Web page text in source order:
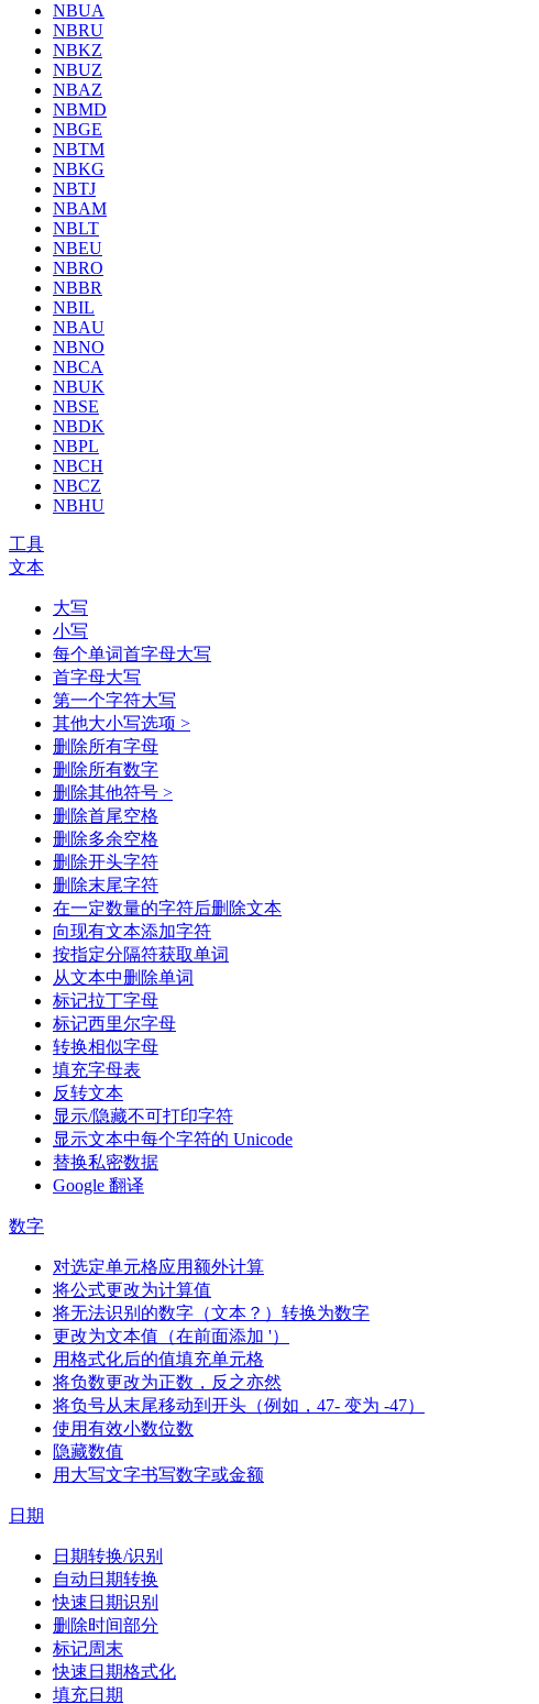
NBUA
NBRU
NBKZ
NBUZ
NBAZ
NBMD
NBGE
NBTM
NBKG
NBTJ
NBAM
NBLT
NBEU
NBRO
NBBR
NBIL
NBAU
NBNO
NBCA
NBUK
NBSE
NBDK
NBPL
NBCH
NBCZ
NBHU
工具
文本
大写
小写
每个单词首字母大写
首字母大写
第一个字符大写
其他大小写选项 >
删除所有字母
删除所有数字
删除其他符号 >
删除首尾空格
删除多余空格
删除开头字符
删除末尾字符
在一定数量的字符后删除文本
向现有文本添加字符
按指定分隔符获取单词
从文本中删除单词
标记拉丁字母
标记西里尔字母
转换相似字母
填充字母表
反转文本
显示/隐藏不可打印字符
显示文本中每个字符的 Unicode
替换私密数据
Google 翻译
数字
对选定单元格应用额外计算
将公式更改为计算值
将无法识别的数字（文本？）转换为数字
更改为文本值（在前面添加 '）
用格式化后的值填充单元格
将负数更改为正数，反之亦然
将负号从末尾移动到开头（例如，47- 变为 -47）
使用有效小数位数
隐藏数值
用大写文字书写数字或金额
日期
日期转换/识别
自动日期转换
快速日期识别
删除时间部分
标记周末
快速日期格式化
填充日期